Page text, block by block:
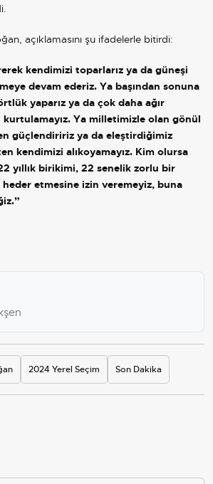
açıklamasını şu ifadelerle bitirdi:
kendimizi toparlarız ya da güneşi
devam ederiz. Ya başından sonuna
yaparız ya da çok daha ağır
Ya milletimizle olan gönül
güçlendiririz ya da eleştirdiğimiz
kendimizi alıkoyamayız. Kim olursa
yıllık birikimi, 22 senelik zorlu bir
etmesine izin veremeyiz, buna
2024 Yerel Seçim Son Dakika